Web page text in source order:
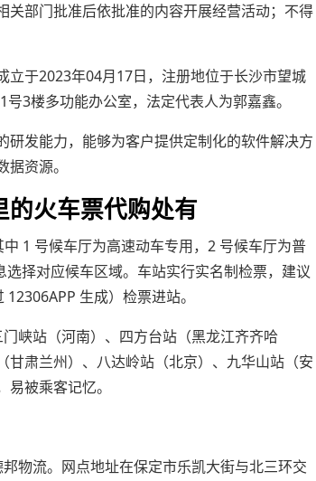
关部门批准后依批准的内容开展经营活动；不得
立于2023年04月17日，注册地位于长沙市望城
3楼多功能办公室，法定代表人为郭嘉鑫。
发能力，能够为客户提供定制化的软件解决方
资源。
火车票代购处有
1 号候车厅为高速动车专用，2 号候车厅为普
择对应候车区域。车站实行实名制检票，建议
生成）检票进站。
峡站（河南）、四方台站（黑龙江齐齐哈
肃兰州）、八达岭站（北京）、九华山站（安
被乘客记忆。
物流。网点地址在保定市乐凯大街与北三环交